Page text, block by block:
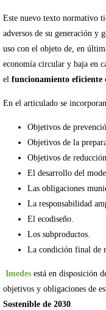
Este nuevo texto normativo
adversos de su generación y
uso con el objeto de, en
economía circular y baja en
el funcionamiento
En el articulado se
Objetivos de
Objetivos de la
Objetivos de
El desarrollo del
Las obligaciones
La responsabilidad
El ecodiseño.
Los subproductos.
La condición final de
Imedesestá en disposición
objetivos y obligaciones de
Sostenible de 2030.